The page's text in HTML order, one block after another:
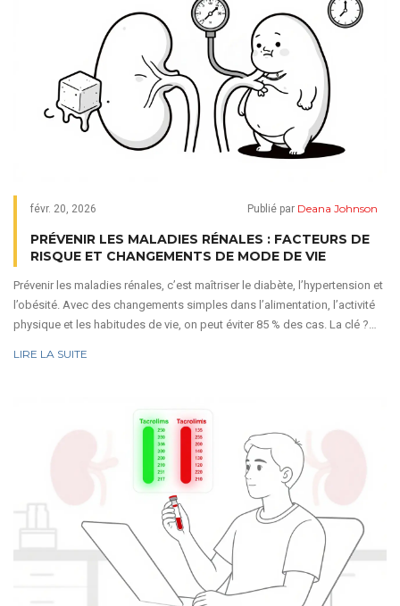
févr. 20, 2026 Publié par Deana Johnson
PRÉVENIR LES MALADIES RÉNALES : FACTEURS DE
RISQUE ET CHANGEMENTS DE MODE DE VIE
Prévenir les maladies rénales, c’est maîtriser le diabète, l’hypertension et
l’obésité. Avec des changements simples dans l’alimentation, l’activité
physique et les habitudes de vie, on peut éviter 85 % des cas. La clé ?
LIRE LA SUITE